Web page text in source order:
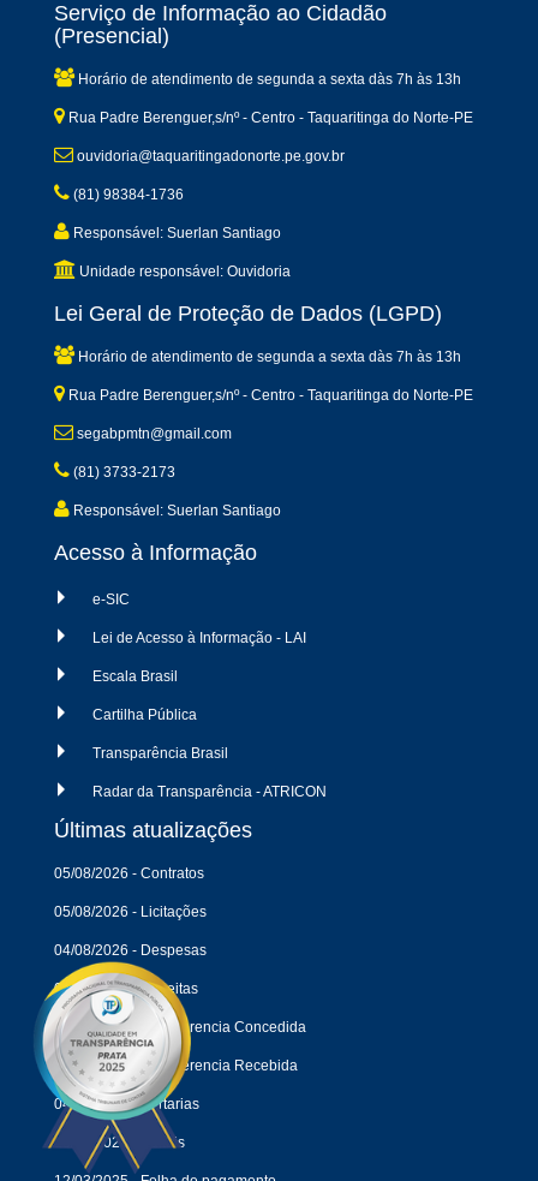
Serviço de Informação ao Cidadão
(Presencial)
Horário de atendimento de segunda a sexta dàs 7h às 13h
Rua Padre Berenguer,s/nº - Centro - Taquaritinga do Norte-PE
ouvidoria@taquaritingadonorte.pe.gov.br
(81) 98384-1736
Responsável: Suerlan Santiago
Unidade responsável: Ouvidoria
Lei Geral de Proteção de Dados (LGPD)
Horário de atendimento de segunda a sexta dàs 7h às 13h
Rua Padre Berenguer,s/nº - Centro - Taquaritinga do Norte-PE
segabpmtn@gmail.com
(81) 3733-2173
Responsável: Suerlan Santiago
Acesso à Informação
e-SIC
Lei de Acesso à Informação - LAI
Escala Brasil
Cartilha Pública
Transparência Brasil
Radar da Transparência - ATRICON
Últimas atualizações
05/08/2026 - Contratos
05/08/2026 - Licitações
04/08/2026 - Despesas
04/08/2026 - Receitas
04/08/2026 - Transferencia Concedida
04/08/2026 - Transferencia Recebida
04/08/2026 - Portarias
18/05/2026 - Editais